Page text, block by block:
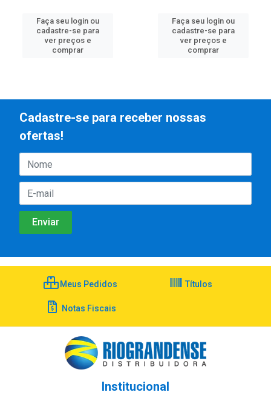
Faça seu login ou
cadastre-se para
ver preços e
comprar
Faça seu login ou
cadastre-se para
ver preços e
comprar
Cadastre-se para receber nossas
ofertas!
Meus Pedidos Títulos
Notas Fiscais
Institucional